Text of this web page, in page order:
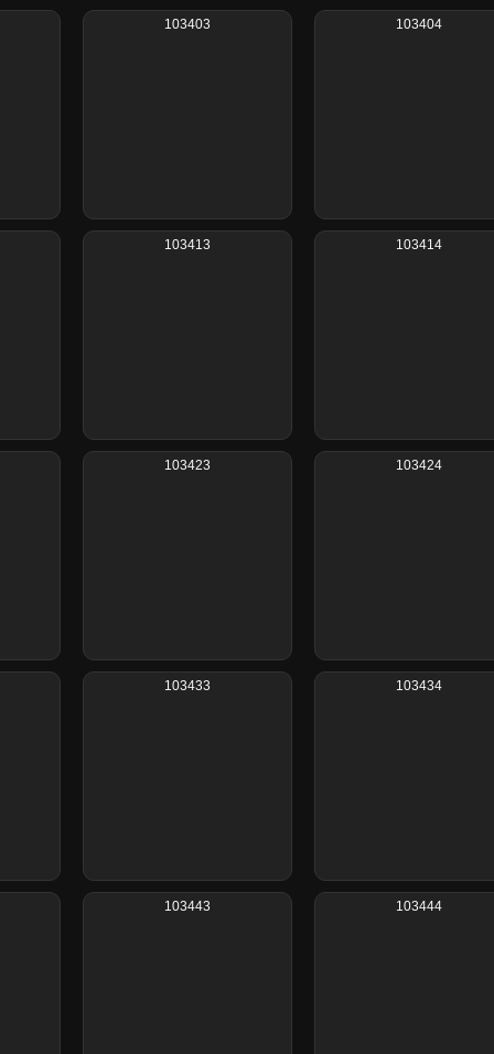
103403 103404
103413 103414
103423 103424
103433 103434
103443 103444